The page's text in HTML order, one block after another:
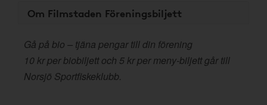
Om Filmstaden Föreningsbiljett
Gå på bio – tjäna pengar till din förening
10 kr per biobiljett och 5 kr per meny-biljett går till
Norsjö Sportfiskeklubb.